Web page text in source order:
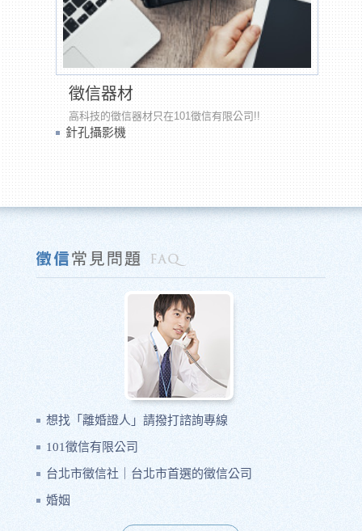
徵信器材
高科技的徵信器材只在101徵信有限公司!!
針孔攝影機
想找「離婚證人」請撥打諮詢專線
101徵信有限公司
台北市徵信社｜台北市首選的徵信公司
婚姻